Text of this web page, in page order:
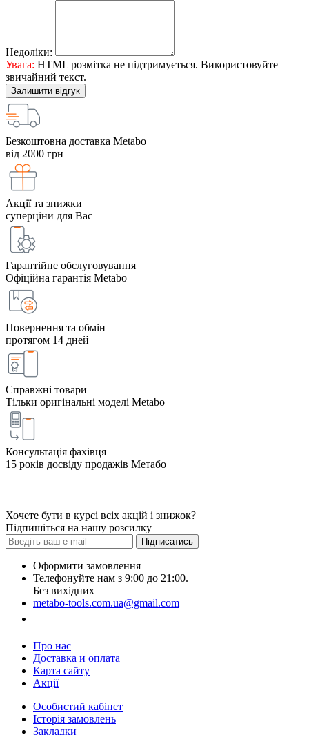
Недоліки:
Увага: HTML розмітка не підтримується. Використовуйте
звичайний текст.
Залишити відгук
Безкоштовна доставка Metabo
від 2000 грн
Акції та знижки
суперціни для Вас
Гарантійне обслуговування
Офіційна гарантія Metabo
Повернення та обмін
протягом 14 дней
Справжні товари
Тільки оригінальні моделі Metabo
Консультація фахівця
15 років досвіду продажів Метабо
Хочете бути в курсі всіх акцій і знижок?
Підпишіться на нашу розсилку
Підписатись
Оформити замовлення
Телефонуйте нам з 9:00 до 21:00.
Без вихідних
metabo-tools.com.ua@gmail.com
Про нас
Доставка и оплата
Карта сайту
Акції
Особистий кабінет
Історія замовлень
Закладки